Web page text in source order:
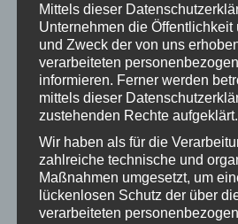
Mai 2022
April 2022
März 2022
Februar 2022
Januar 2022
November 2021
Oktober 2021
Mittels dieser
Unternehmen die Öffentlichkeit
und Zweck der von uns
verarbeiteten
informieren. Ferner werden
mittels dieser
zustehenden Rechte aufgeklärt.
Wir haben als für die
zahlreiche technische und
Maßnahmen umgesetzt, um
lückenlosen Schutz der über
verarbeiteten